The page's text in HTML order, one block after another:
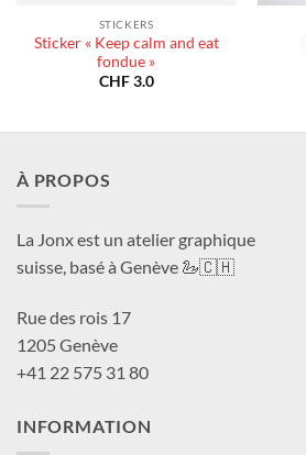
STICKERS
Sticker « Keep calm and eat
fondue »
CHF3.0
À PROPOS
La Jonx est un atelier graphique
suisse, basé à Genève 🦢🇨🇭
Rue des rois 17
1205 Genève
+41 22 575 31 80
INFORMATION